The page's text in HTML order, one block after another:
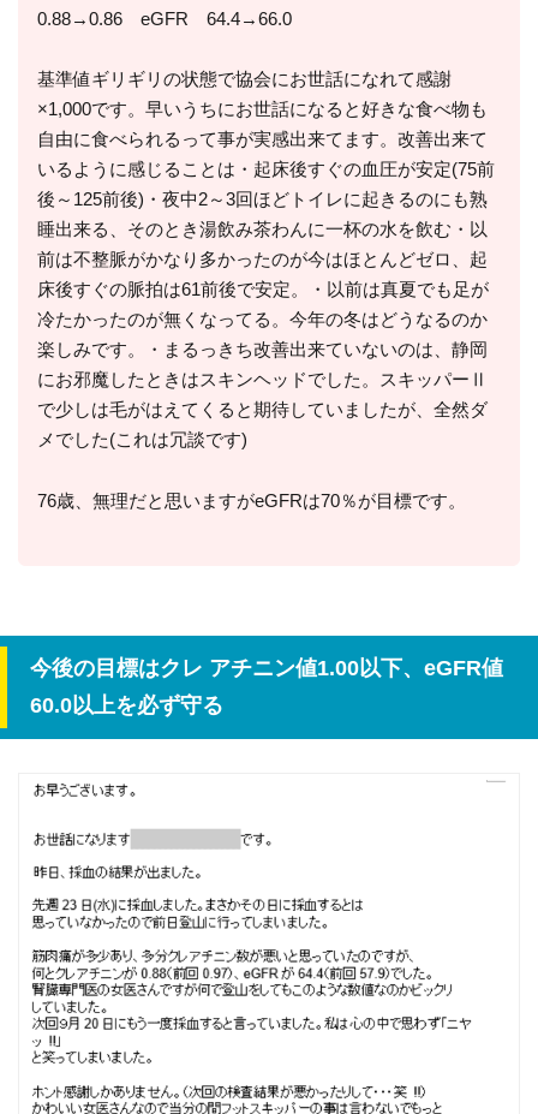
0.88→0.86 eGFR 64.4→66.0
基準値ギリギリの状態で協会にお世話になれて感謝
×1,000です。早いうちにお世話になると好きな食べ物も
自由に食べられるって事が実感出来てます。改善出来て
いるように感じることは・起床後すぐの血圧が安定(75前
後～125前後)・夜中2～3回ほどトイレに起きるのにも熟
睡出来る、そのとき湯飲み茶わんに一杯の水を飲む・以
前は不整脈がかなり多かったのが今はほとんどゼロ、起
床後すぐの脈拍は61前後で安定。・以前は真夏でも足が
冷たかったのが無くなってる。今年の冬はどうなるのか
楽しみです。・まるっきち改善出来ていないのは、静岡
にお邪魔したときはスキンヘッドでした。スキッパーⅡ
で少しは毛がはえてくると期待していましたが、全然ダ
メでした(これは冗談です)
76歳、無理だと思いますがeGFRは70％が目標です。
今後の目標はクレ アチニン値1.00以下、eGFR値
60.0以上を必ず守る